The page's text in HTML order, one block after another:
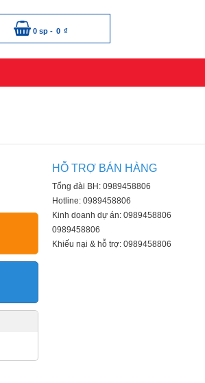
0 sp - 0 ₫
HỖ TRỢ BÁN HÀNG
Tổng đài BH: 0989458806
Hotline: 0989458806
Kinh doanh dự án: 0989458806
0989458806
Khiếu nại & hỗ trợ: 0989458806